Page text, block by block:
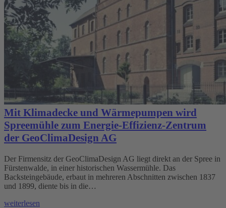
Mit Klimadecke und Wärmepumpen wird
Spreemühle zum Energie-Effizienz-Zentrum
der GeoClimaDesign AG
Der Firmensitz der GeoClimaDesign AG liegt direkt an der Spree in
Fürstenwalde, in einer historischen Wassermühle. Das
Backsteingebäude, erbaut in mehreren Abschnitten zwischen 1837
und 1899, diente bis in die…
weiterlesen